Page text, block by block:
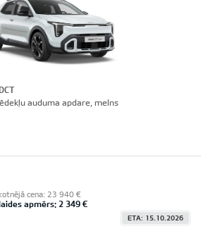
auduma apdare, melns
cena: 23 940 €
apmērs: 2 349 €
ETA: 15.10.2026